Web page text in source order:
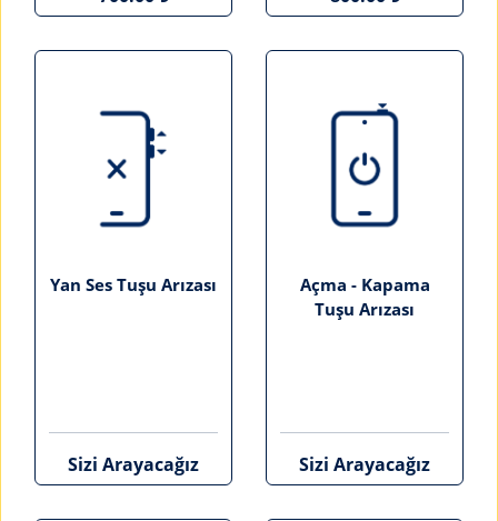
Yan Ses Tuşu Arızası
Sizi Arayacağız
Açma - Kapama
Tuşu Arızası
Sizi Arayacağız